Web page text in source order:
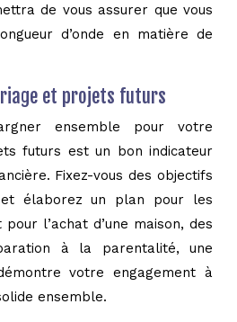
de vous assurer que vous
d’onde en matière de
et projets futurs
ensemble pour votre
futurs est un bon indicateur
Fixez-vous des objectifs
et élaborez un plan pour les
l’achat d’une maison, des
à la parentalité, une
votre engagement à
ensemble.